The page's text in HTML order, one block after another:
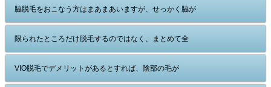
脇脱毛をおこなう方はまあまあいますが、せっかく脇が
限られたところだけ脱毛するのではなく、まとめて全
VIO脱毛でデメリットがあるとすれば、陰部の毛が